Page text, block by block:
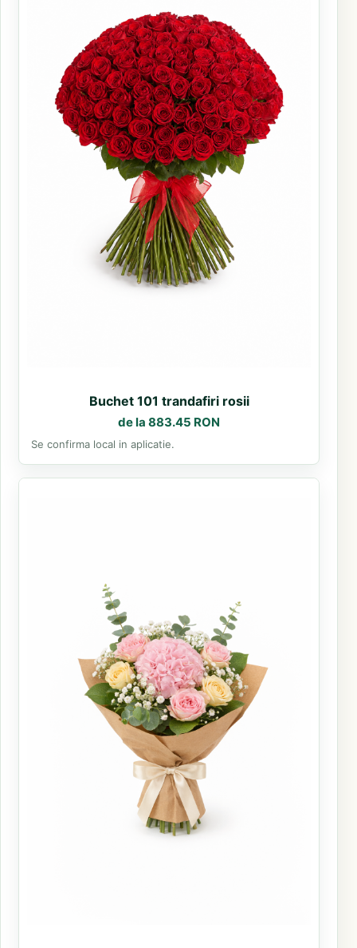
Buchet 101 trandafiri rosii
de la 883.45 RON
Se confirma local in aplicatie.